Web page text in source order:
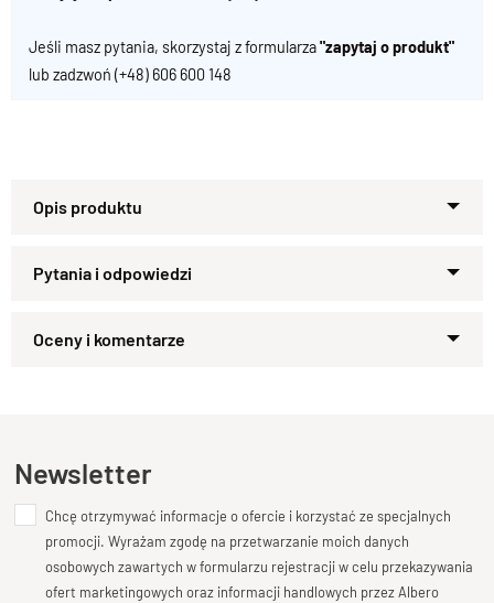
Jeśli masz pytania, skorzystaj z formularza"zapytaj o produkt"
lub zadzwoń (+48) 606 600 148
Drewno 100% Palisander Indyjski
Klasyczny Kolonialny
Długość
135 cm
Wysokość
Zapytaj o produkt
Dodaj opinię o produkcie
Twoja ocena
Bardzo dobry
Newsletter
Chcę otrzymywać informacje o ofercie i korzystać ze specjalnych
promocji. Wyrażam zgodę na przetwarzanie moich danych
osobowych zawartych w formularzu rejestracji w celu przekazywania
ofert marketingowych oraz informacji handlowych przez Albero